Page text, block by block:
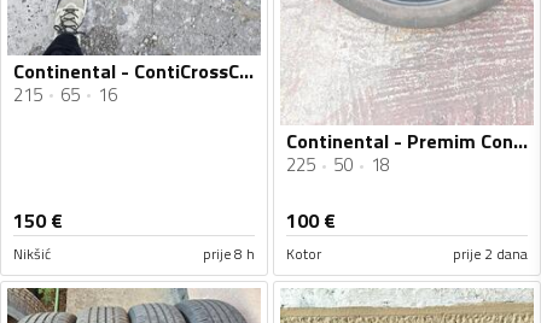
Continental - ContiCrossContact LX2 - Univerzalna guma
215 65 16
150€
Nikšić prije 8 h
Continental - Premim Contan 6 225 50 18 BMW - Ljetnja guma
225 50 18
100€
Kotor prije 2 dana